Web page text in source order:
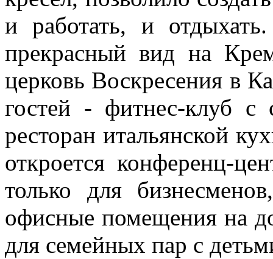
и работать, и
прекрасный вид на
церковь Воскресения в
гостей - фитнес-клуб с
ресторан итальянской
откроется конференц-
только для
офисные помещения на
для семейных пар с